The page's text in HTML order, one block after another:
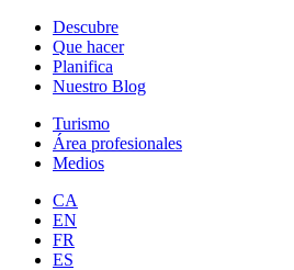
Descubre
Que hacer
Planifica
Nuestro Blog
Turismo
Área profesionales
Medios
CA
EN
FR
ES